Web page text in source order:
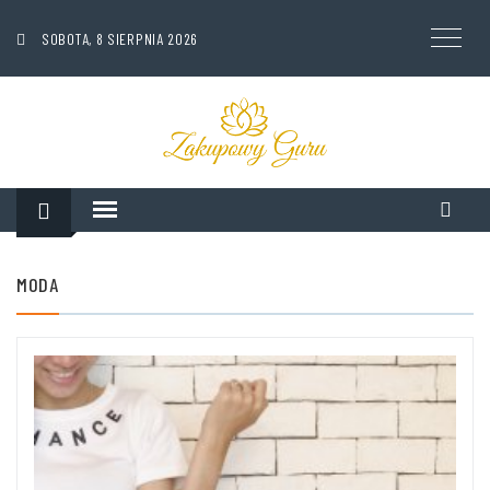
SOBOTA, 8 SIERPNIA 2026
MODA